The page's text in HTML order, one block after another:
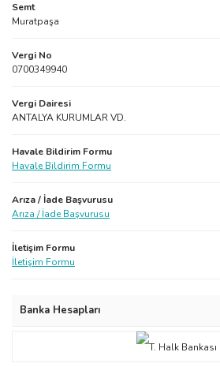
Semt
Muratpaşa
Vergi No
0700349940
Vergi Dairesi
ANTALYA KURUMLAR VD.
Havale Bildirim Formu
Havale Bildirim Formu
Arıza / İade Başvurusu
Arıza / İade Başvurusu
İletişim Formu
İletişim Formu
Banka Hesapları